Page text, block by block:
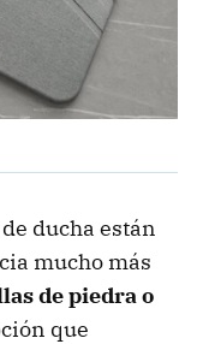
ducha están
mucho más
de piedra o
que